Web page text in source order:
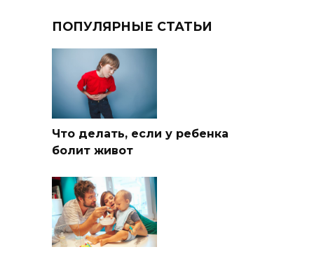
ПОПУЛЯРНЫЕ СТАТЬИ
Что делать, если у ребенка
болит живот